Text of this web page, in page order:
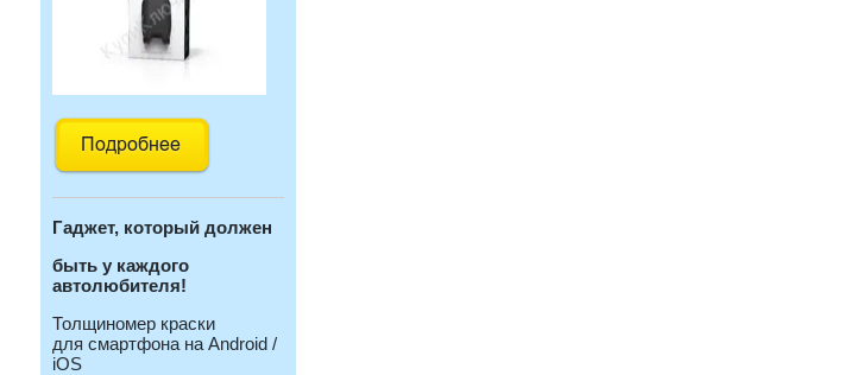
Гаджет, который должен
быть у каждого
автолюбителя!
Толщиномер краски
для смартфона на Android /
iOS